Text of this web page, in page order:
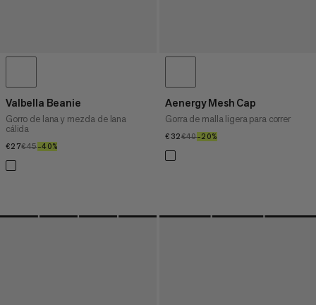
Valbella Beanie
Gorro de lana y mezcla de lana
cálida
€27€27
€45€45
–40%
Aenergy Mesh Cap
Gorra de malla ligera para correr
€32€32
€40€40
–20%